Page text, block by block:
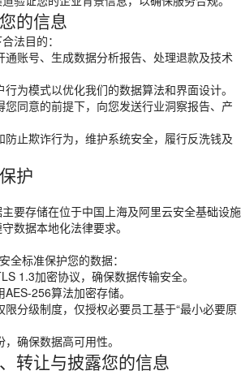
的信息
法目的：
账号、生成数据分析报告、处理退款及技术
为模式以优化我们的数据算法和界面设计。
同意的前提下，向您发送行业洞察报告、产
防止欺诈行为，维护系统安全，履行反洗钱及
护
要存储在位于中国上海及阿里云安全基础设施
数据本地化法律要求。
全标准保护您的数据：
1.3加密协议，确保数据传输安全。
256算法加密存储。
分级制度，仅授权必要员工基于“最小必要原
确保数据高可用性。
转让与披露您的信息